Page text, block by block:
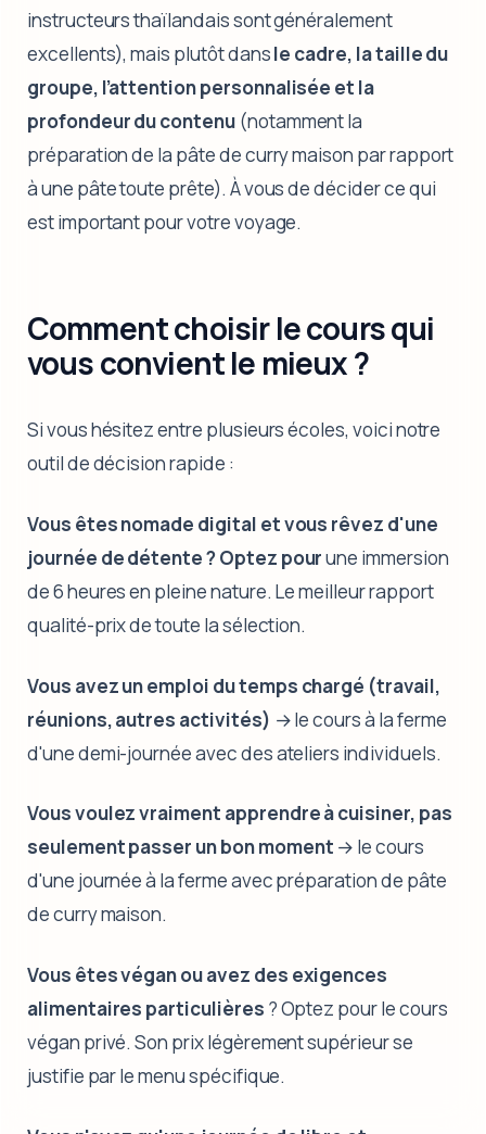
instructeurs thaïlandais sont généralement
excellents), mais plutôt dansle cadre, la taille du
groupe, l’attention personnalisée et la
profondeur du contenu(notamment la
préparation de la pâte de curry maison par rapport
à une pâte toute prête). À vous de décider ce qui
est important pour votre voyage.
Comment choisir le cours qui
vous convient le mieux ?
Si vous hésitez entre plusieurs écoles, voici notre
outil de décision rapide :
Vous êtes nomade digital et vous rêvez d'une
journée de détente ? Optez pourune immersion
de 6 heures en pleine nature. Le meilleur rapport
qualité-prix de toute la sélection.
Vous avez un emploi du temps chargé (travail,
réunions, autres activités) → le cours à la ferme
d'une demi-journée avec des ateliers individuels.
Vous voulez vraiment apprendre à cuisiner, pas
seulement passer un bon moment → le cours
d'une journée à la ferme avec préparation de pâte
de curry maison.
Vous êtes végan ou avez des exigences
alimentaires particulières ? Optez pour le cours
végan privé. Son prix légèrement supérieur se
justifie par le menu spécifique.